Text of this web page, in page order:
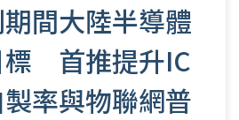
間大陸半導體
標 首推提升IC
率與物聯網普